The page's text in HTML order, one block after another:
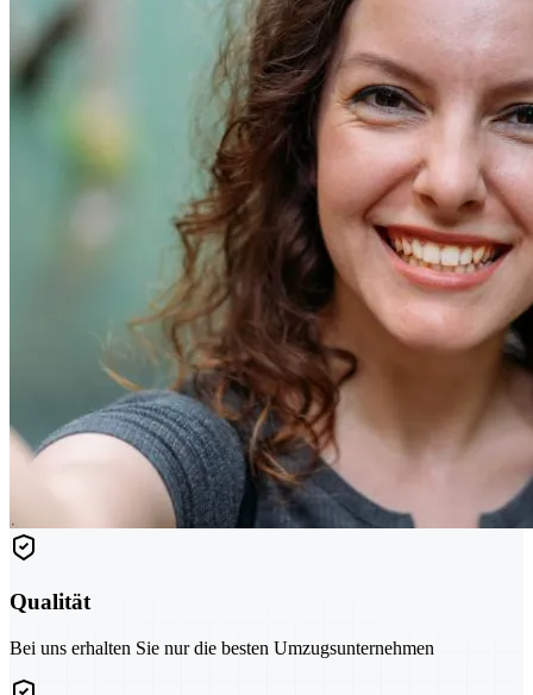
Qualität
Bei uns erhalten Sie nur die besten Umzugsunternehmen